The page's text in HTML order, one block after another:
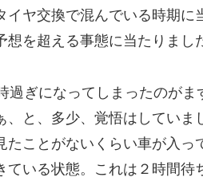
イヤ交換で混んでいる時期に
を超える事態に当たりまし
過ぎになってしまったのがま
、と、多少、覚悟はしてい
たことがないくらい車が入
ている状態。これは２時間待